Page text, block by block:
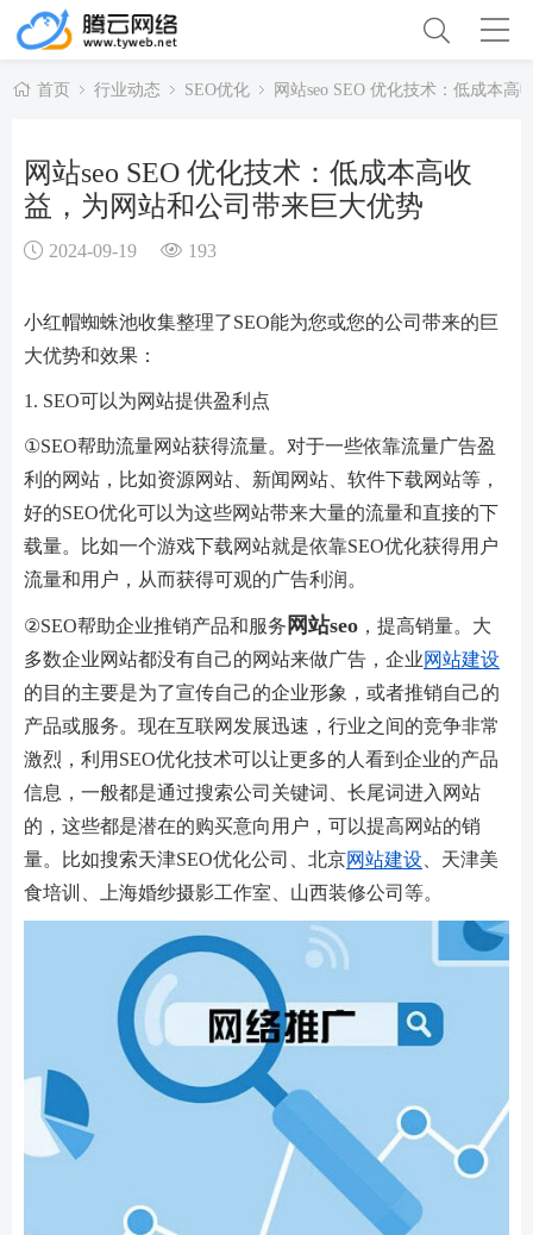
首页 行业动态 SEO优化 网站seo SEO 优化技术：低成本
网站seo SEO 优化技术：低成本高收
益，为网站和公司带来巨大优势
2024-09-19 193
小红帽蜘蛛池收集整理了SEO能为您或您的公司带来的巨
大优势和效果：
1. SEO可以为网站提供盈利点
①SEO帮助流量网站获得流量。对于一些依靠流量广告盈
利的网站，比如资源网站、新闻网站、软件下载网站等，
好的SEO优化可以为这些网站带来大量的流量和直接的下
载量。比如一个游戏下载网站就是依靠SEO优化获得用户
流量和用户，从而获得可观的广告利润。
②SEO帮助企业推销产品和服务 网站seo ，提高销量。大
多数企业网站都没有自己的网站来做广告，企业网站建设
的目的主要是为了宣传自己的企业形象，或者推销自己的
产品或服务。现在互联网发展迅速，行业之间的竞争非常
激烈，利用SEO优化技术可以让更多的人看到企业的产品
信息，一般都是通过搜索公司关键词、长尾词进入网站
的，这些都是潜在的购买意向用户，可以提高网站的销
量。比如搜索天津SEO优化公司、北京网站建设 、天津美
食培训、上海婚纱摄影工作室、山西装修公司等。